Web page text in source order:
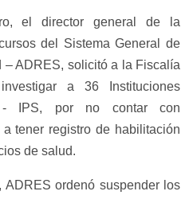
el director general de la
del Sistema General de
ADRES, solicitó a la Fiscalía
a 36 Instituciones
- IPS, por no contar con
tener registro de habilitación
de salud.
ADRES ordenó suspender los